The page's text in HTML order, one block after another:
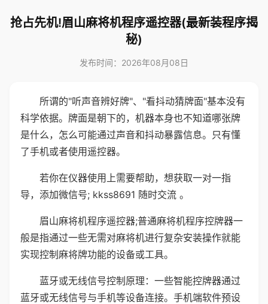
抢占先机!眉山麻将机程序遥控器(最新装程序揭
秘)
发布时间：2026年08月08日
所谓的"听声音辨好牌"、"看抖动猜牌面"基本没有
科学依据。牌面是朝下的，机器本身也不知道哪张牌
是什么，怎么可能通过声音和抖动暴露信息。只有懂
了手机或者使用遥控器。
若你在仪器使用上需要帮助，想获取一对一指
导，添加微信号; kkss8691 随时交流 。
眉山麻将机程序遥控器;普通麻将机程序控牌器一
般是指通过一些无需对麻将机进行复杂安装操作就能
实现控制麻将牌功能的设备或工具。
蓝牙或无线信号控制原理：一些智能控牌器通过
蓝牙或无线信号与手机等设备连接。手机端软件预设